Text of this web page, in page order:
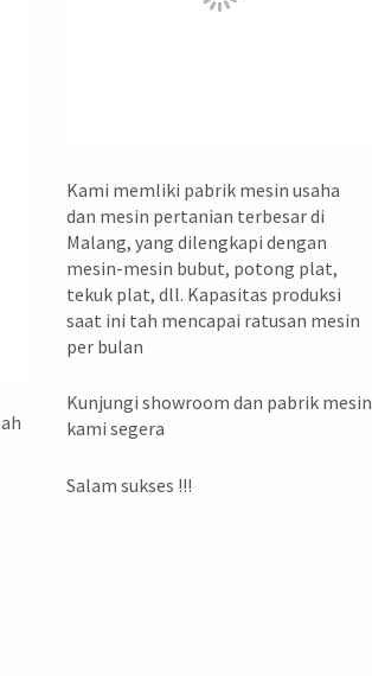
Kami memliki pabrik mesin usaha
dan mesin pertanian terbesar di
Malang, yang dilengkapi dengan
mesin-mesin bubut, potong plat,
tekuk plat, dll. Kapasitas produksi
saat ini tah mencapai ratusan mesin
per bulan
Kunjungi showroom dan pabrik mesin
kami segera
Salam sukses !!!